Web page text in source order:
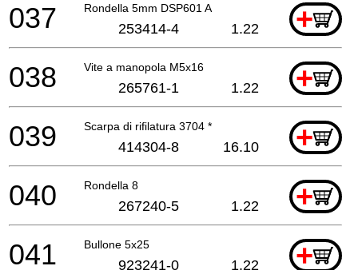
Rondella 5mm DSP601 A +
037 253414-4 1.22
Vite a manopola M5x16 +
038 265761-1 1.22
Scarpa di rifilatura 3704 * +
039 414304-8 16.10
Rondella 8 +
040 267240-5 1.22
Bullone 5x25 +
041 923241-0 1.22